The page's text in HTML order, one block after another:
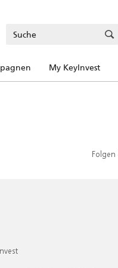
My KeyInvest